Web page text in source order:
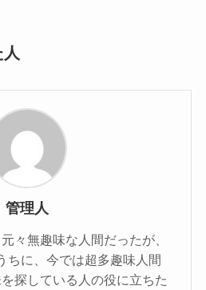
管理人
々無趣味な人間だったが、
ちに、今では超多趣味人間
探している人の役に立ちた